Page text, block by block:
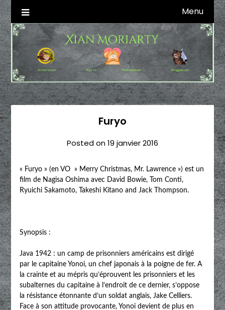
Skip
to
content
Xian Moriarty
Autrice SFFF & Blogueuse & Streameuse Menu
Furyo
Posted on19 janvier 2016
« Furyo » (en VO » Merry Christmas, Mr. Lawrence ») est un
film de Nagisa Oshima avec David Bowie, Tom Conti,
Ryuichi Sakamoto, Takeshi Kitano and Jack Thompson.
Synopsis :
Java 1942 : un camp de prisonniers américains est dirigé
par le capitaine Yonoi, un chef japonais à la poigne de fer. A
la crainte et au mépris qu’éprouvent les prisonniers et les
subalternes du capitaine à l’endroit de ce dernier, s’oppose
la résistance étonnante d’un soldat anglais, Jake Celliers.
Face à son attitude provocante, Yonoi devient de plus en